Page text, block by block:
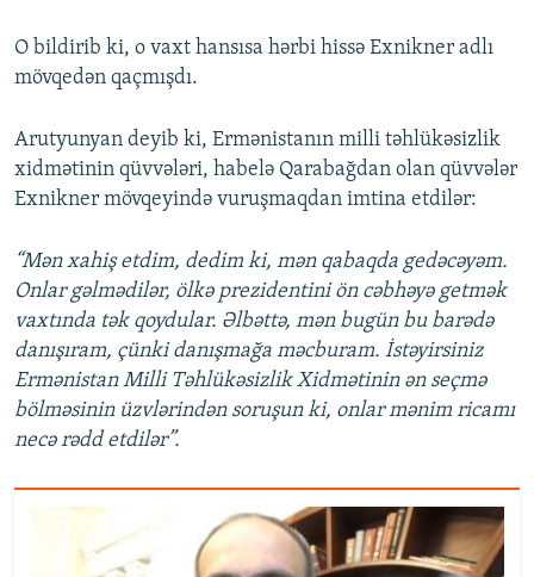
O bildirib ki, o vaxt hansısa hərbi hissə Exnikner adlı
mövqedən qaçmışdı.
Arutyunyan deyib ki, Ermənistanın milli təhlükəsizlik
xidmətinin qüvvələri, habelə Qarabağdan olan qüvvələr
Exnikner mövqeyində vuruşmaqdan imtina etdilər:
“Mən xahiş etdim, dedim ki, mən qabaqda gedəcəyəm.
Onlar gəlmədilər, ölkə prezidentini ön cəbhəyə getmək
vaxtında tək qoydular. Əlbəttə, mən bugün bu barədə
danışıram, çünki danışmağa məcburam. İstəyirsiniz
Ermənistan Milli Təhlükəsizlik Xidmətinin ən seçmə
bölməsinin üzvlərindən soruşun ki, onlar mənim ricamı
necə rədd etdilər”.